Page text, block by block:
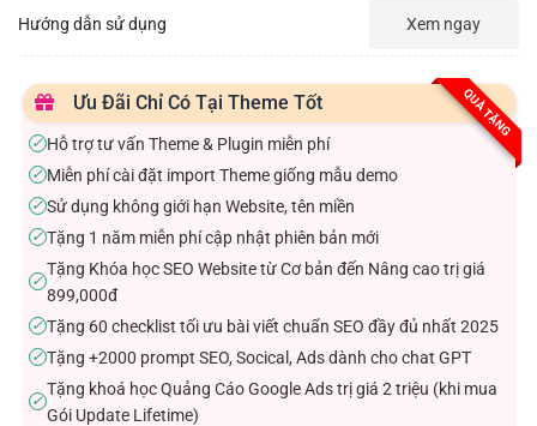
Hướng dẫn sử dụng Xem ngay
QUÀ TẶNG
Ưu Đãi Chỉ Có Tại Theme Tốt
✓Hỗ trợ tư vấn Theme & Plugin miễn phí
✓Miễn phí cài đặt import Theme giống mẫu demo
✓Sử dụng không giới hạn Website, tên miền
✓Tặng 1 năm miễn phí cập nhật phiên bản mới
✓
Tặng Khóa học SEO Website từ Cơ bản đến Nâng cao trị giá
899,000đ
✓Tặng 60 checklist tối ưu bài viết chuẩn SEO đầy đủ nhất 2025
✓Tặng +2000 prompt SEO, Socical, Ads dành cho chat GPT
✓
Tặng khoá học Quảng Cáo Google Ads trị giá 2 triệu (khi mua
Gói Update Lifetime)